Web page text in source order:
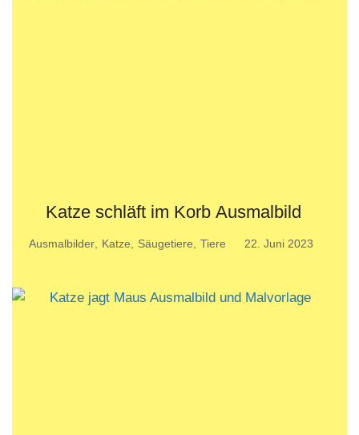
Katze schläft im Korb Ausmalbild
Ausmalbilder, Katze Säugetiere Tiere 22. Juni 2023